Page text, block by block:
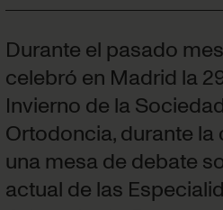
Durante el pasado
celebró en Madrid la
Invierno de la
Ortodoncia, durante la
una mesa de debate
actual de las